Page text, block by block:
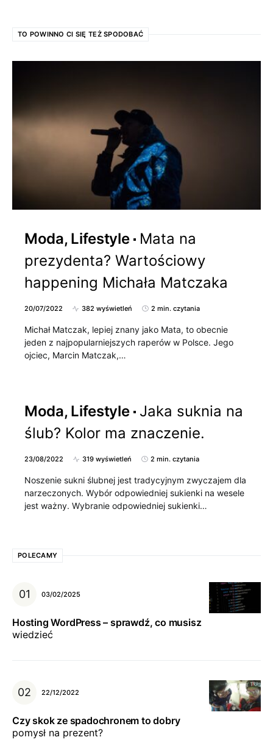
TO POWINNO CI SIĘ TEŻ SPODOBAĆ
Moda, Lifestyle
Mata na
prezydenta? Wartościowy
happening Michała Matczaka
20/07/2022 382 wyświetleń 2 min. czytania
Michał Matczak, lepiej znany jako Mata, to obecnie
jeden z najpopularniejszych raperów w Polsce. Jego
ojciec, Marcin Matczak,…
Moda, Lifestyle
Jaka suknia na
ślub? Kolor ma znaczenie.
23/08/2022 319 wyświetleń 2 min. czytania
Noszenie sukni ślubnej jest tradycyjnym zwyczajem dla
narzeczonych. Wybór odpowiedniej sukienki na wesele
jest ważny. Wybranie odpowiedniej sukienki…
POLECAMY
03/02/2025
Hosting WordPress – sprawdź, co musisz
wiedzieć
22/12/2022
Czy skok ze spadochronem to dobry
pomysł na prezent?